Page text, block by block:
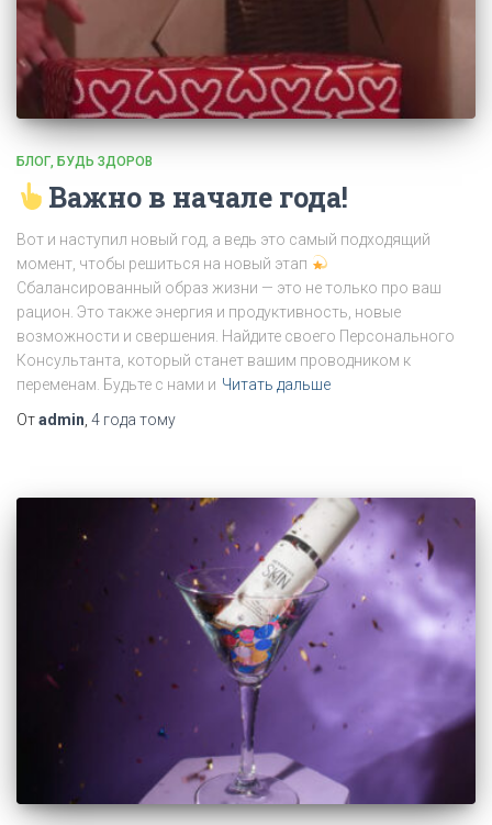
БЛОГ БУДЬ ЗДОРОВ
Важно в начале года!
Вот и наступил новый год, а ведь это самый подходящий
момент, чтобы решиться на новый этап
Сбалансированный образ жизни — это не только про ваш
рацион. Это также энергия и продуктивность, новые
возможности и свершения. Найдите своего Персонального
Консультанта, который станет вашим проводником к
переменам. Будьте с нами и Читать дальше
Отadmin 4 года тому